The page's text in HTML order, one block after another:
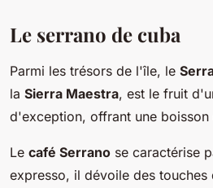
Le serrano de cuba
Parmi les trésors de l'île, le
la Sierra Maestra, est le fruit
d'exception, offrant une
Le café Serrano se caractérise
expresso, il dévoile des